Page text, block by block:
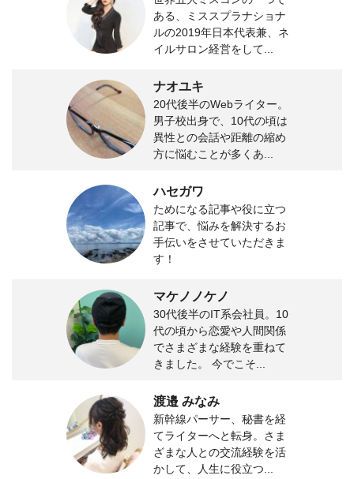
ある、ミススプラナショナ
ルの2019年日本代表兼、ネ
イルサロン経営をして...
ナオユキ
20代後半のWebライター。
男子校出身で、10代の頃は
異性との会話や距離の縮め
方に悩むことが多くあ...
ハセガワ
ためになる記事や役に立つ
記事で、悩みを解決するお
手伝いをさせていただきま
す！
マケノノケノ
30代後半のIT系会社員。10
代の頃から恋愛や人間関係
でさまざまな経験を重ねて
きました。 今でこそ...
渡邉 みなみ
新幹線パーサー、秘書を経
てライターへと転身。さま
ざまな人との交流経験を活
かして、人生に役立つ...